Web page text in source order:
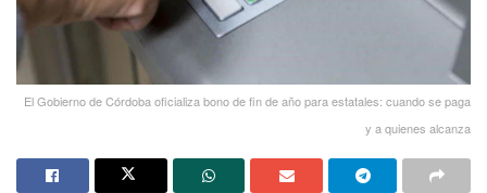
El Gobierno de Córdoba oficializa bono de fin de año para estatales: cuando se paga
y a quienes alcanza